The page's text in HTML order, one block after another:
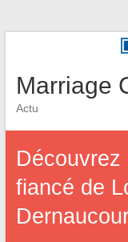
Marriage
Actu
fiancé de